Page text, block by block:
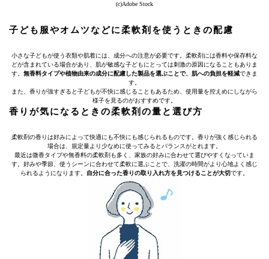
(c)Adobe Stock
子ども服やオムツなどに柔軟剤を使うときの配慮
小さな子どもが使う衣類や肌着には、成分への注意が必要です。柔軟剤には香料や保存料な
どが含まれている場合があり、肌が敏感な子どもにとっては刺激の原因になることもありま
す。 無香料タイプや植物由来の成分に配慮した製品を選ぶことで、肌への負担を軽減できま
す。
また、香りが強すぎると子どもが不快に感じることもあるため、使用量を控えめにしながら
様子を見るのがおすすめです。
香りが気になるときの柔軟剤の量と選び方
柔軟剤の香りは好みによって快適にも不快にも感じられるものです。香りが強く感じられる
場合は、規定量より少なめに使ってみるとバランスがとれます。
最近は微香タイプや無香料の柔軟剤も多く、家族の好みに合わせて選びやすくなっていま
す。好みや季節、使うシーンに合わせて柔軟に選ぶことで、洗濯の時間がより心地よく感じ
られるようになります。 自分に合った香りの取り入れ方を見つけることが大切です。